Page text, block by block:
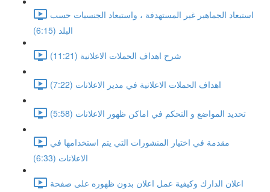
استبعاد الجماهير غير المستهدفة ، واستبعاد الجنسيات حسب
البلد (6:15)
شرح اهداف الحملات الاعلانية (11:21)
اهداف الحملات الاعلانية في مدير الاعلانات (7:22)
تحديد المواضع و التحكم في اماكن ظهور الاعلانات (5:58)
مقدمة في اختيار المنشورات التي يتم استخدامها في
الاعلانات (6:33)
اعلان الدارك وكيفية عمل اعلان بدون ظهوره على صفحة